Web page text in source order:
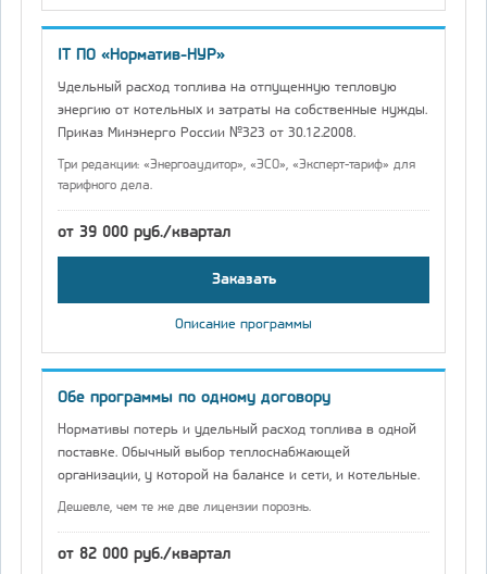
IT ПО «Норматив-НУР»
Удельный расход топлива на отпущенную тепловую
энергию от котельных и затраты на собственные нужды.
Приказ Минэнерго России №323 от 30.12.2008.
Три редакции: «Энергоаудитор», «ЭСО», «Эксперт-тариф» для
тарифного дела.
от 39 000 руб./квартал
Заказать
Описание программы
Обе программы по одному договору
Нормативы потерь и удельный расход топлива в одной
поставке. Обычный выбор теплоснабжающей
организации, у которой на балансе и сети, и котельные.
Дешевле, чем те же две лицензии порознь.
от 82 000 руб./квартал